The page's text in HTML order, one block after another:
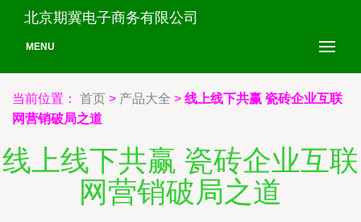
北京期冀电子商务有限公司
MENU
当前位置： 首页 > 产品大全 > 线上线下共赢 瓷砖企业互联
网营销破局之道
线上线下共赢 瓷砖企业互联
网营销破局之道